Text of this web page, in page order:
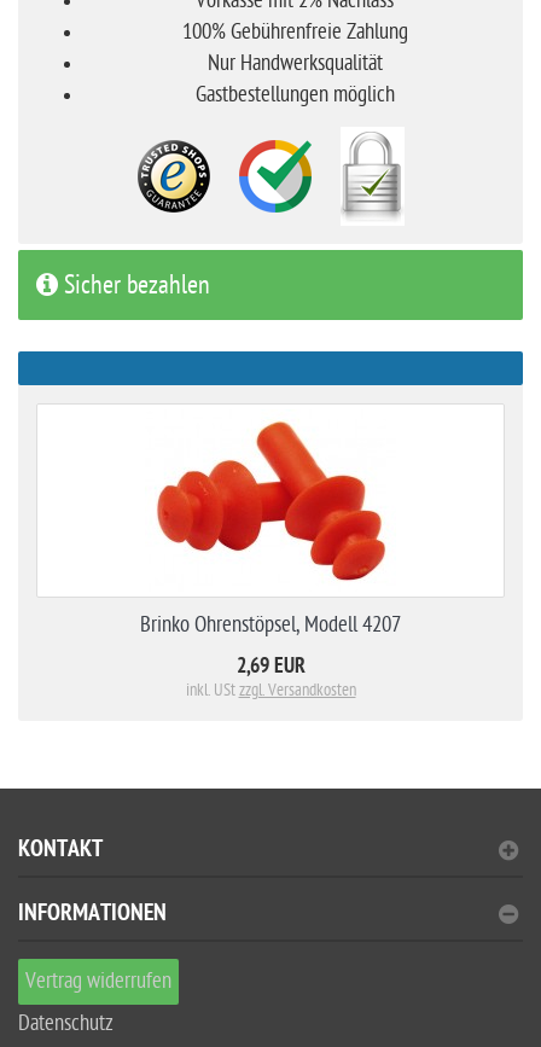
100% Gebührenfreie Zahlung
Nur Handwerksqualität
Gastbestellungen möglich
Sicher bezahlen
Brinko Ohrenstöpsel, Modell 4207
2,69 EUR
inkl. UStzzgl. Versandkosten
KONTAKT
INFORMATIONEN
Vertrag widerrufen
Datenschutz